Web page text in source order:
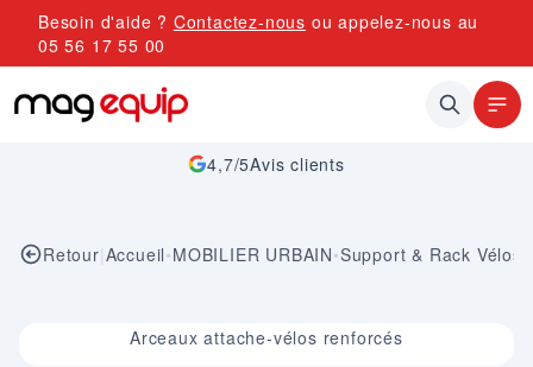
Allez au contenu
Besoin d'aide ? Contactez-nous ou appelez-nous au
05 56 17 55 00
4,7/5Avis clients
Retour|Accueil•MOBILIER URBAIN•Support & Rack Vélos
Image 1 sur 5Arceaux attache-vélos renforcés